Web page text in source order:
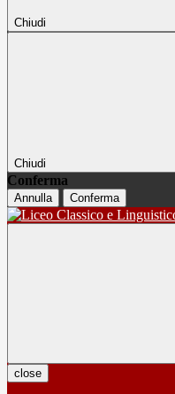
Chiudi
Chiudi
Conferma
Annulla Conferma
close